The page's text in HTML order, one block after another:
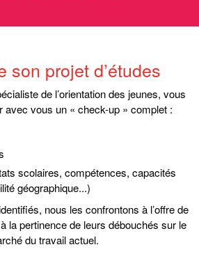
son projet d’études
de l’orientation des jeunes, vous
avec vous un « check-up » complet :
scolaires, compétences, capacités
géographique...)
nous les confrontons à l’offre de
la pertinence de leurs débouchés sur le
du travail actuel.